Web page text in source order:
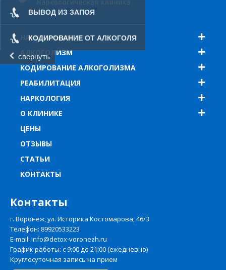
ВЫВОД ИЗ ЗАПОЯ
КОДИРОВАНИЕ ОТ АЛКОГОЛЯ
свернуть
НАРКОМАНИЯ
АЛКОГОЛИЗМ
КОДИРОВАНИЕ АЛКОГОЛИЗМА
РЕАБИЛИТАЦИЯ
НАРКОЛОГИЯ
О КЛИНИКЕ
ЦЕНЫ
ОТЗЫВЫ
СТАТЬИ
КОНТАКТЫ
Контакты
г. Воронеж, ул. Историка Костомарова, 46/3
Телефон: 89920533223
E-mail: info@detox-voronezh.ru
График работы: с 9:00 до 21:00 (ежедневно)
Круглосуточная запись на прием